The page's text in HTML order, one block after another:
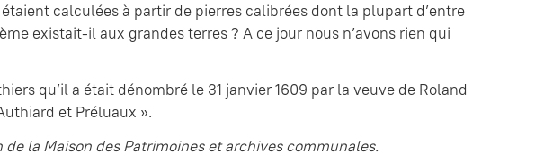
calculées à partir de pierres calibrées dont la plupart d’entre
existait-il aux grandes terres ? A ce jour nous n’avons rien qui
qu’il a était dénombré le 31 janvier 1609 par la veuve de Roland
et Préluaux ».
la Maison des Patrimoines et archives communales.